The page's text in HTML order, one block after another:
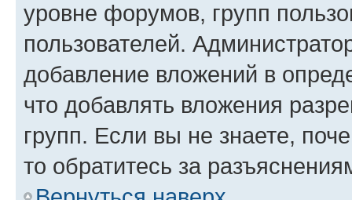
уровне форумов, групп
пользователей.
добавление вложений в
что добавлять вложения
групп. Если вы не знаете,
то обратитесь за